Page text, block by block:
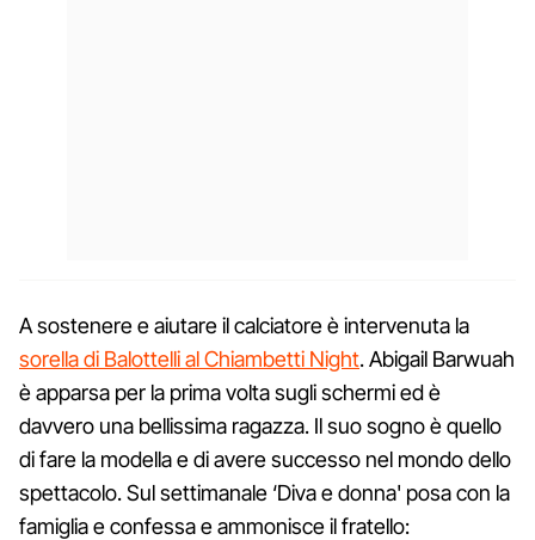
A sostenere e aiutare il calciatore è intervenuta la
sorella di Balottelli al Chiambetti Night. Abigail Barwuah
è apparsa per la prima volta sugli schermi ed è
davvero una bellissima ragazza. Il suo sogno è quello
di fare la modella e di avere successo nel mondo dello
spettacolo. Sul settimanale ‘Diva e donna' posa con la
famiglia e confessa e ammonisce il fratello: